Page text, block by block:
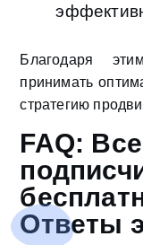
Благодаря
принимать
стратегию
FAQ:
Ответы